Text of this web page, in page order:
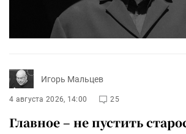
Игорь Мальцев
4 августа 2026, 14:00 25
Главное – не пустить